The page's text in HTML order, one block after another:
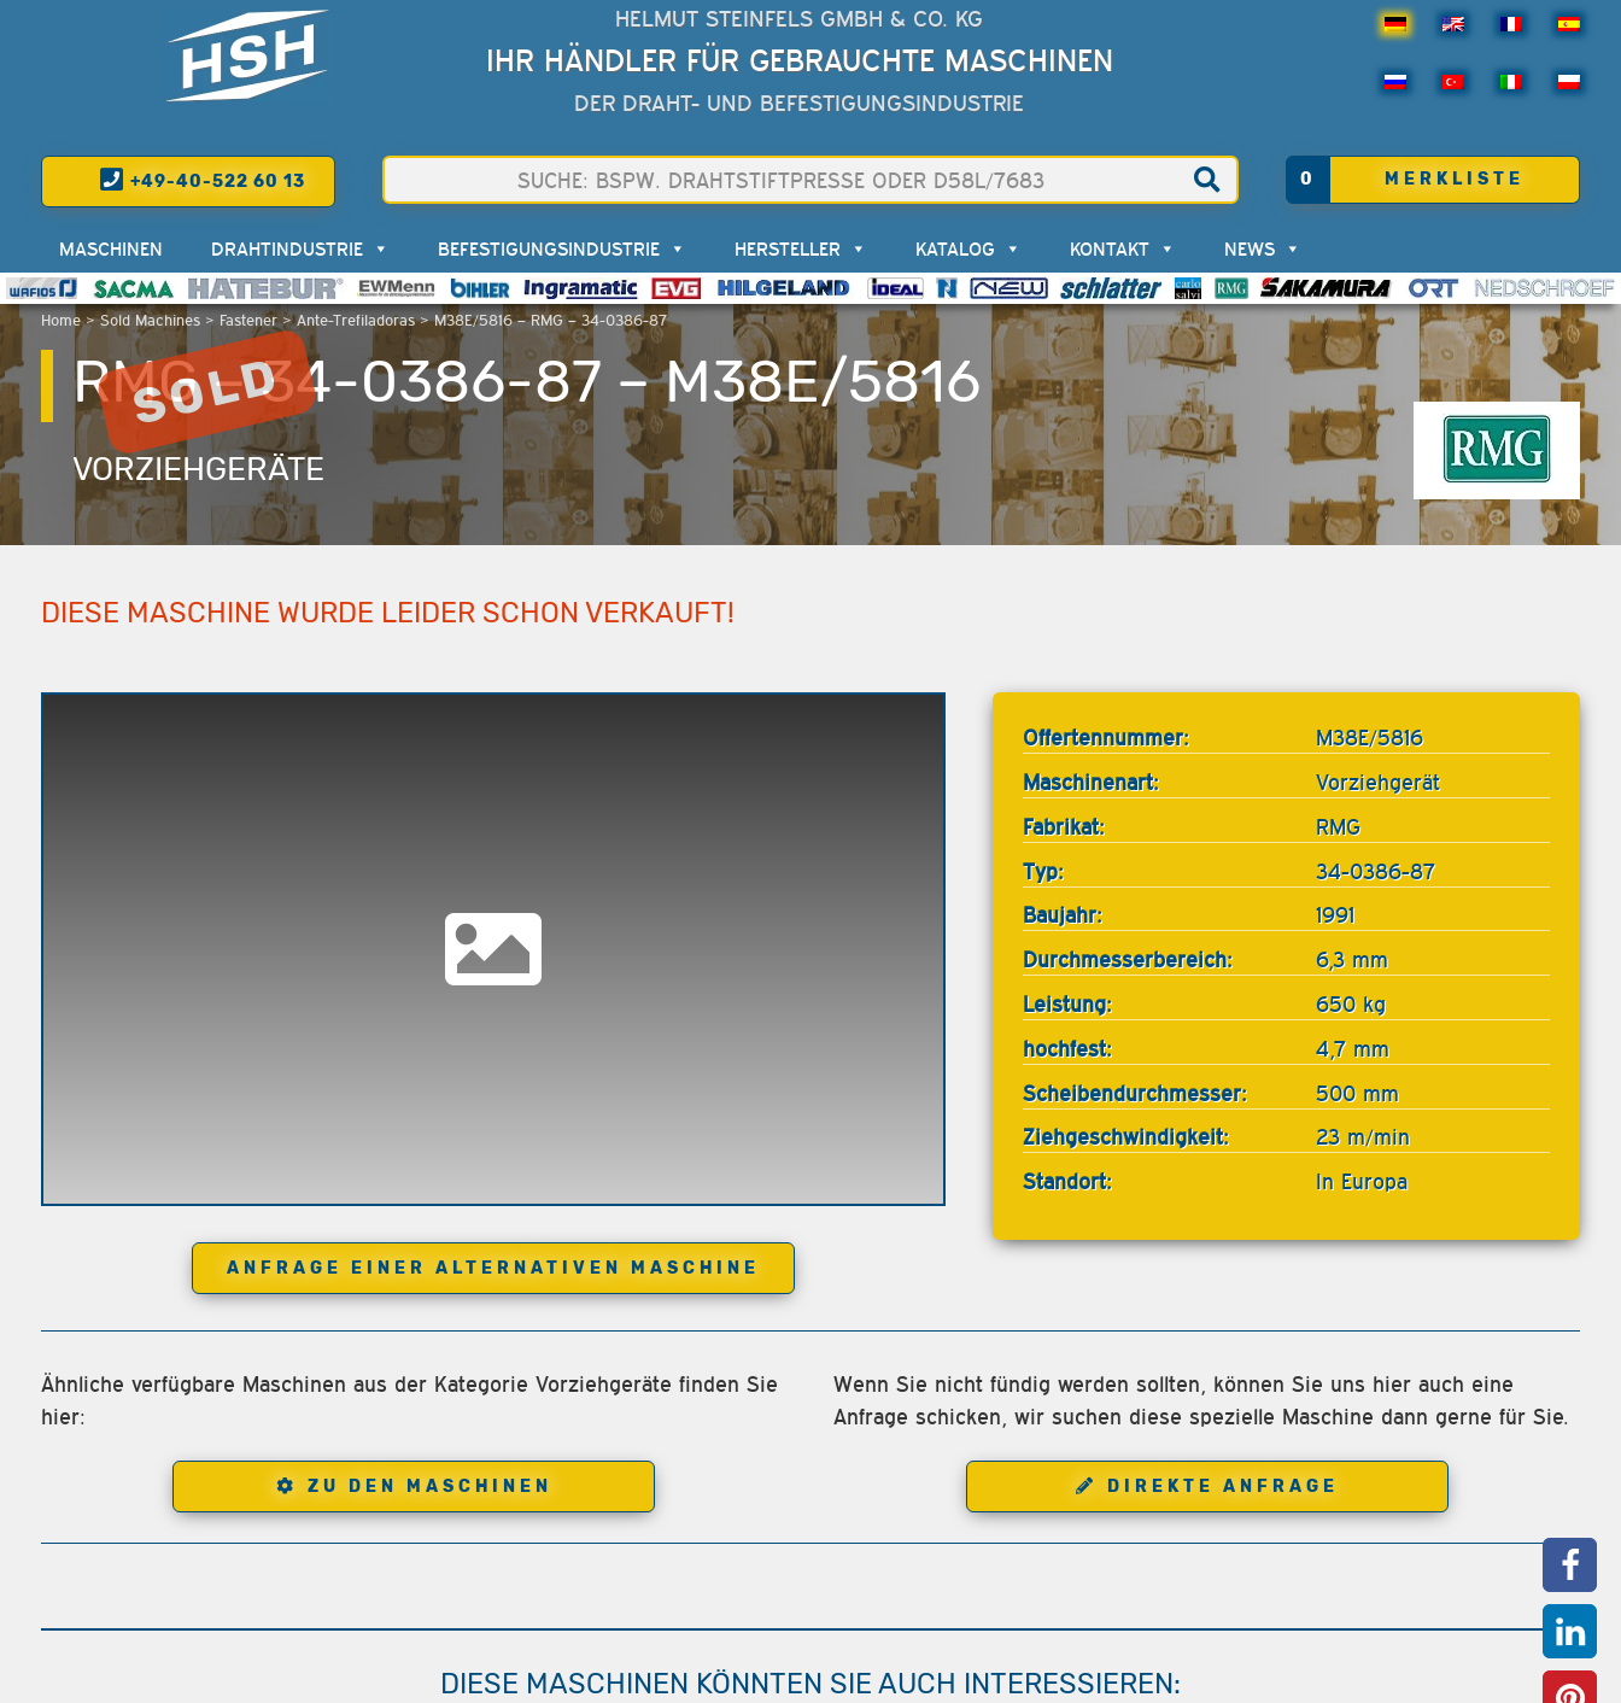
HELMUT STEINFELS GMBH & CO. KG
IHR HÄNDLER FÜR GEBRAUCHTE MASCHINEN
DER DRAHT- UND BEFESTIGUNGSINDUSTRIE
+49-40-522 60 13 0 MERKLISTE
Home>Sold Machines> Fastener>Ante-Trefiladoras>M38E/5816 – RMG – 34-0386-87
MASCHINEN DRAHTINDUSTRIE BEFESTIGUNGSINDUSTRIE HERSTELLER KATALOG KONTAKT NEWS
RMG – 34-0386-87 – M38E/5816
VORZIEHGERÄTE
DIESE MASCHINE WURDE LEIDER SCHON VERKAUFT!
ANFRAGE EINER ALTERNATIVEN MASCHINE
Offertennummer:
M38E/5816
Maschinenart:
Vorziehgerät
Fabrikat:
RMG
Typ:
34-0386-87
Baujahr:
1991
Durchmesserbereich:
6,3 mm
Leistung:
650 kg
hochfest:
4,7 mm
Scheibendurchmesser:
500 mm
Ziehgeschwindigkeit:
23 m/min
Standort:
In Europa
Ähnliche verfügbare Maschinen aus der Kategorie Vorziehgeräte finden Sie
hier:
ZU DEN MASCHINEN
Wenn Sie nicht fündig werden sollten, können Sie uns hier auch eine
Anfrage schicken, wir suchen diese spezielle Maschine dann gerne für Sie.
DIREKTE ANFRAGE
DIESE MASCHINEN KÖNNTEN SIE AUCH INTERESSIEREN: